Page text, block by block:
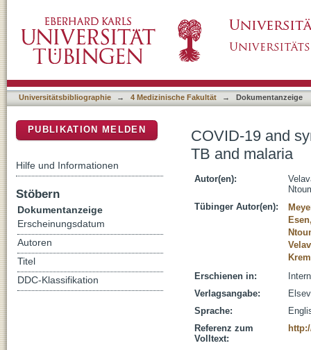
Universitätsbibliographie → 4 Medizinische Fakultät → Dokumentanzeige
COVID-19 and
TB and malaria
Autor(en):
Tübinger Autor(en):
Erschienen in:
Verlagsangabe:
Sprache:
Referenz zum
Volltext:
PUBLIKATION MELDEN
Hilfe und Informationen
Stöbern
Dokumentanzeige
Erscheinungsdatum
Autoren
Titel
DDC-Klassifikation